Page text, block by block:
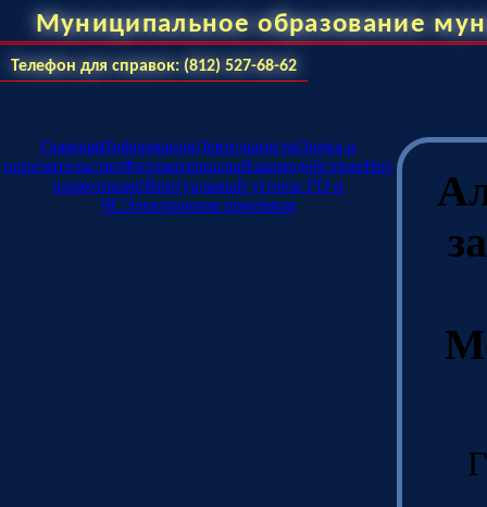
Муниципальное образование
Телефон для справок: (812) 527-68-62
ГлавнаяИнформацияДеятельностьОпека и
попечительствоФотоматериалыВзаимодействиеНет
наркотикам!Виртуальный уголок ГО и
ЧСЭлектронная приемная